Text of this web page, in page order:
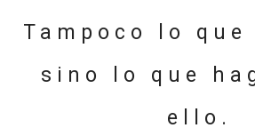
Tampoco lo que
sino lo que
ello.